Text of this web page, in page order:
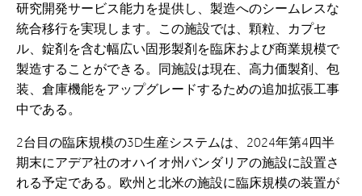
研究開発サービス能力を提供し、製造へのシームレスな
統合移行を実現します。この施設では、顆粒、カプセ
ル、錠剤を含む幅広い固形製剤を臨床および商業規模で
製造することができる。同施設は現在、高力価製剤、包
装、倉庫機能をアップグレードするための追加拡張工事
中である。
2台目の臨床規模の3D生産システムは、2024年第4四半
期末にアデア社のオハイオ州バンダリアの施設に設置さ
れる予定である。欧州と北米の施設に臨床規模の装置が